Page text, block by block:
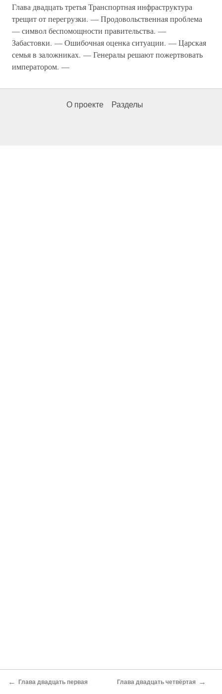
Глава двадцать третья Транспортная инфраструктура
трещит от перегрузки. — Продовольственная проблема
— символ беспомощности правительства. —
Забастовки. — Ошибочная оценка ситуации. — Царская
семья в заложниках. — Генералы решают пожертвовать
императором. —
О проекте Разделы
← Глава двадцать первая Глава двадцать четвёртая →